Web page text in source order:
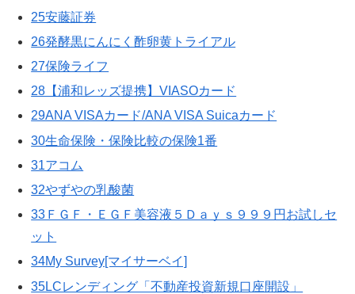
25安藤証券
26発酵黒にんにく酢卵黄トライアル
27保険ライフ
28【浦和レッズ提携】VIASOカード
29ANA VISAカード/ANA VISA Suicaカード
30生命保険・保険比較の保険1番
31アコム
32やずやの乳酸菌
33ＦＧＦ・ＥＧＦ美容液５Ｄａｙｓ９９９円お試しセ
ット
34My Survey[マイサーベイ]
35LCレンディング「不動産投資新規口座開設」